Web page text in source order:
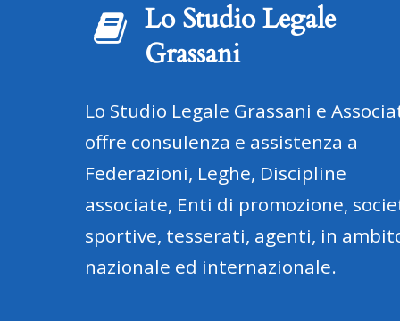
Lo Studio Legale
Grassani
Lo Studio Legale Grassani e
offre consulenza e assistenza a
Federazioni, Leghe, Discipline
associate, Enti di promozione,
sportive, tesserati, agenti, in
nazionale ed internazionale.